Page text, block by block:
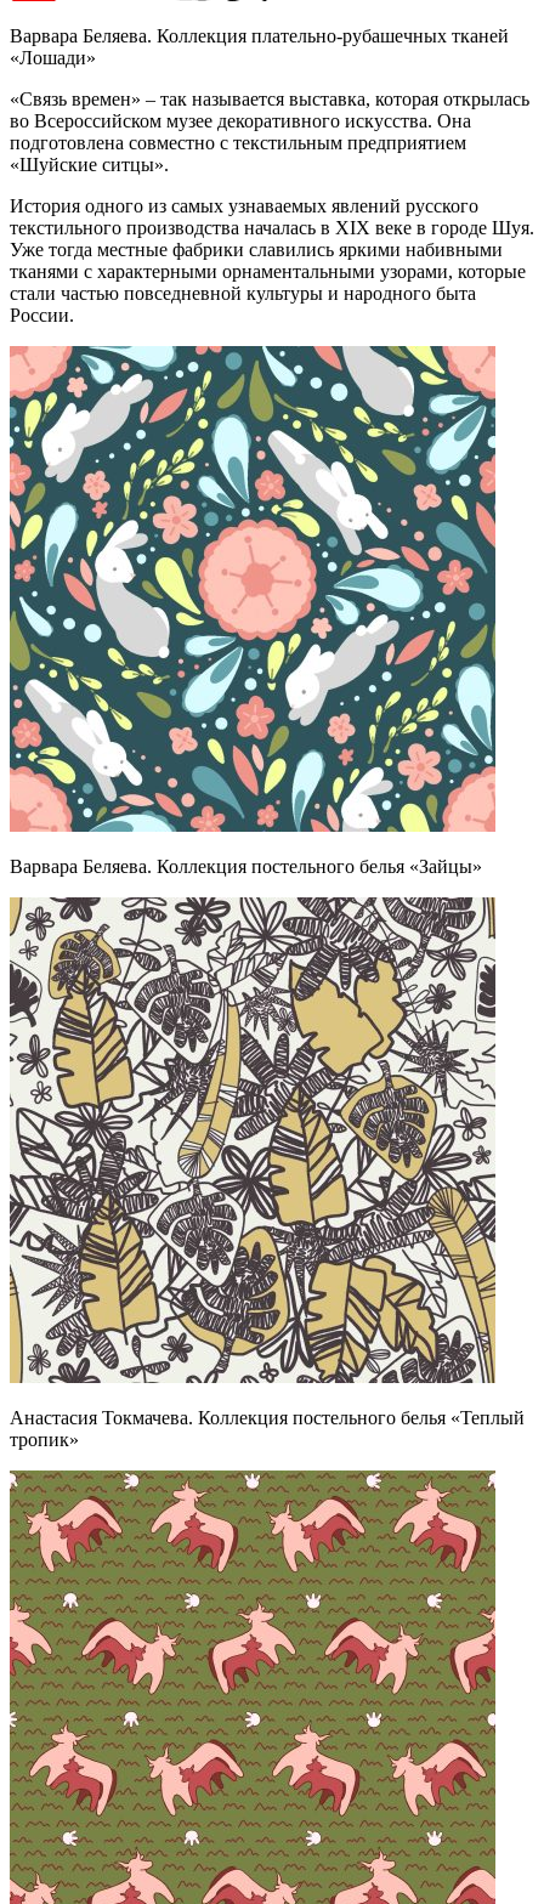
Варвара Беляева. Коллекция плательно-рубашечных тканей
«Лошади»
«Связь времен» – так называется выставка, которая открылась
во Всероссийском музее декоративного искусства. Она
подготовлена совместно с текстильным предприятием
«Шуйские ситцы».
История одного из самых узнаваемых явлений русского
текстильного производства началась в XIX веке в городе Шуя.
Уже тогда местные фабрики славились яркими набивными
тканями с характерными орнаментальными узорами, которые
стали частью повседневной культуры и народного быта
России.
Варвара Беляева. Коллекция постельного белья «Зайцы»
Анастасия Токмачева. Коллекция постельного белья «Теплый
тропик»